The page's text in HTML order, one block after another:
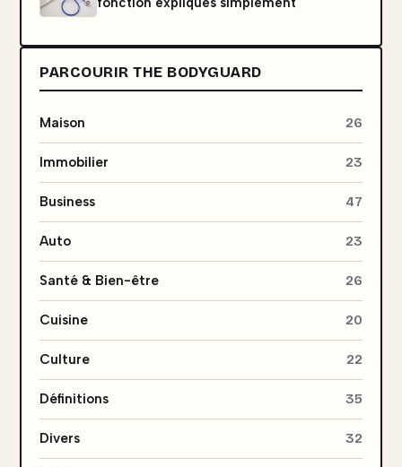
PARCOURIR THE BODYGUARD
Maison 26
Immobilier 23
Business 47
Auto 23
Santé & Bien-être 26
Cuisine 20
Culture 22
Définitions 35
Divers 32